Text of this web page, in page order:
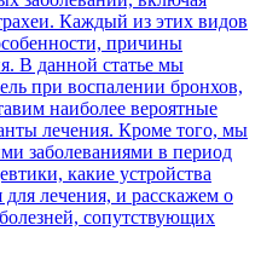
Каждый из этих видов
причины
В данной статье мы
при воспалении бронхов,
наиболее вероятные
лечения. Кроме того, мы
заболеваниями в период
какие устройства
лечения, и расскажем о
сопутствующих